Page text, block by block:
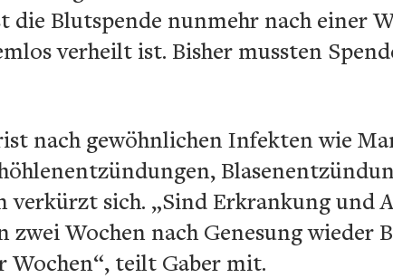
Blutspende nunmehr nach einer
verheilt ist. Bisher mussten
nach gewöhnlichen Infekten wie
verkürzt sich. „Sind Erkrankung und
zwei Wochen nach Genesung wieder
teilt Gaber mit.